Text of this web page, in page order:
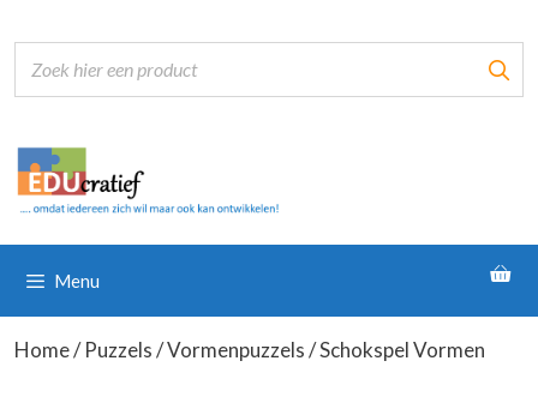
naar
inhoud
Menu
Home/Puzzels/Vormenpuzzels/ Schokspel Vormen